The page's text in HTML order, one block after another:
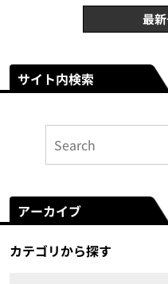
最
サイト内検索
アーカイブ
カテゴリから探す